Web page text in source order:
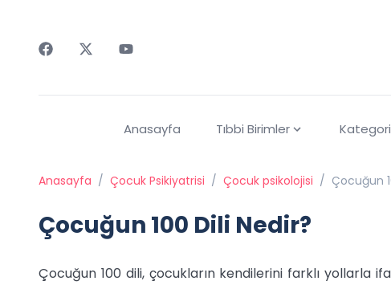
Anasayfa Tıbbi Birimler
Anasayfa / Çocuk Psikiyatrisi / Çocuk psikolojisi / Çocuğun
Çocuğun 100 Dili Nedir?
Çocuğun 100 dili, çocukların kendilerini farklı yollarla